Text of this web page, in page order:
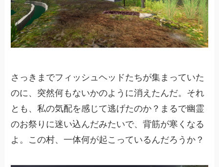
さっきまでフィッシュヘッドたちが集まっていた
のに、突然何もないかのように消えたんだ。それ
とも、私の気配を感じて逃げたのか？まるで幽霊
のお祭りに迷い込んだみたいで、背筋が寒くなる
よ。この村、一体何が起こっているんだろうか？